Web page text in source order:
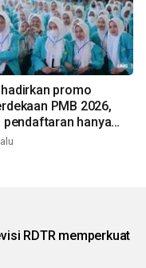
promo
PMB 2026,
pendaftaran hanya
RDTR memperkuat